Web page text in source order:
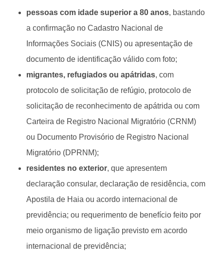
pessoas com idade superior a 80 anos, bastando
a confirmação no Cadastro Nacional de
Informações Sociais (CNIS) ou apresentação de
documento de identificação válido com foto;
migrantes, refugiados ou apátridas, com
protocolo de solicitação de refúgio, protocolo de
solicitação de reconhecimento de apátrida ou com
Carteira de Registro Nacional Migratório (CRNM)
ou Documento Provisório de Registro Nacional
Migratório (DPRNM);
residentes no exterior, que apresentem
declaração consular, declaração de residência, com
Apostila de Haia ou acordo internacional de
previdência; ou requerimento de benefício feito por
meio organismo de ligação previsto em acordo
internacional de previdência;